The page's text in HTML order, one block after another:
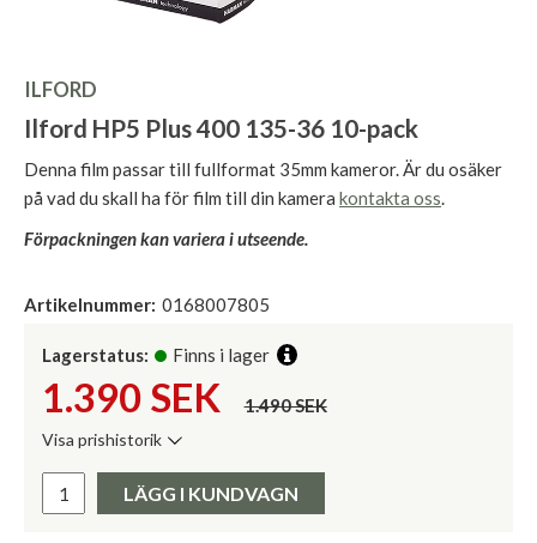
ILFORD
Ilford HP5 Plus 400 135-36 10-pack
Denna film passar till fullformat 35mm kameror. Är du osäker
på vad du skall ha för film till din kamera kontakta oss.
Förpackningen kan variera i utseende.
Artikelnummer: 0168007805
Lagerstatus: Finns i lager
1.390 SEK 1.490 SEK
Visa prishistorik
Pris:
LÄGG I KUNDVAGN